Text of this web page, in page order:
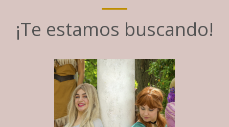
¡Te estamos buscando!